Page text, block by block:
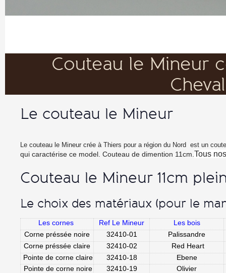
Couteau le Mineur
Le couteau le Mineur
Le couteau le Mineur crée à Thiers pour a région du Nord est un
qui caractérise ce model. Couteau de dimention 11cm. Tous
Couteau le Mineur 11cm
Le choix des matériaux (pour le
Les cornes Ref Le Mineur
Les bois
Corne préssée noire
32410-01
Palissandre
Corne préssée claire
32410-02
Red Heart
Pointe de corne claire
32410-18
Ebene
Pointe de corne noire
32410-19
Olivier